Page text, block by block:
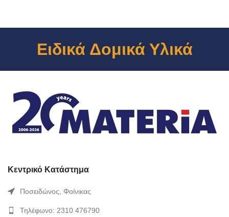
Ειδικά Δομικά Υλικά
Κεντρικό Κατάστημα
Ποσειδώνος, Φοίνικας
Τηλέφωνο: 2310 476790